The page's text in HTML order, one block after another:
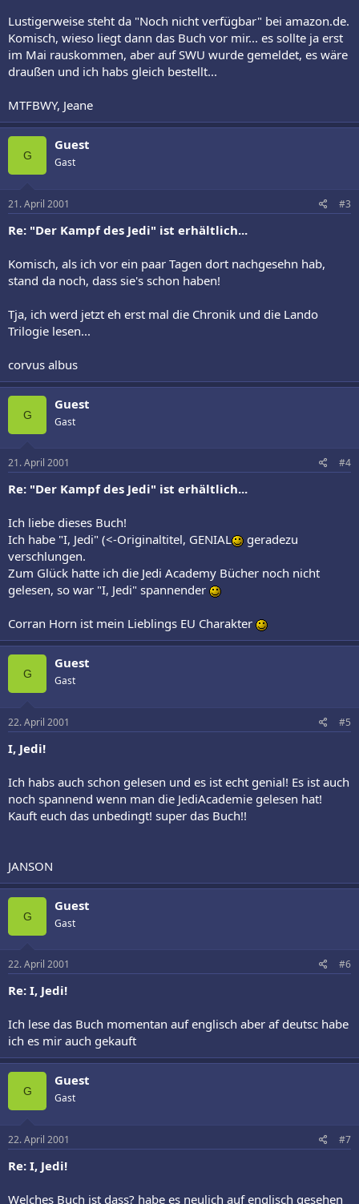
Lustigerweise steht da "Noch nicht verfügbar" bei amazon.de.
Komisch, wieso liegt dann das Buch vor mir... es sollte ja erst
im Mai rauskommen, aber auf SWU wurde gemeldet, es wäre
draußen und ich habs gleich bestellt...
MTFBWY, Jeane
G
Guest
Gast
21. April 2001 #3
Re: "Der Kampf des Jedi" ist erhältlich...
Komisch, als ich vor ein paar Tagen dort nachgesehn hab,
stand da noch, dass sie's schon haben!
Tja, ich werd jetzt eh erst mal die Chronik und die Lando
Trilogie lesen...
corvus albus
G
Guest
Gast
21. April 2001 #4
Re: "Der Kampf des Jedi" ist erhältlich...
Ich liebe dieses Buch!
Ich habe "I, Jedi" (<-Originaltitel, GENIAL
geradezu
verschlungen.
Zum Glück hatte ich die Jedi Academy Bücher noch nicht
gelesen, so war "I, Jedi" spannender
Corran Horn ist mein Lieblings EU Charakter
G
Guest
Gast
22. April 2001 #5
I, Jedi!
Ich habs auch schon gelesen und es ist echt genial! Es ist auch
noch spannend wenn man die JediAcademie gelesen hat!
Kauft euch das unbedingt! super das Buch!!
JANSON
G
Guest
Gast
22. April 2001 #6
Re: I, Jedi!
Ich lese das Buch momentan auf englisch aber af deutsc habe
ich es mir auch gekauft
G
Guest
Gast
22. April 2001 #7
Re: I, Jedi!
Welches Buch ist dass? habe es neulich auf englisch gesehen